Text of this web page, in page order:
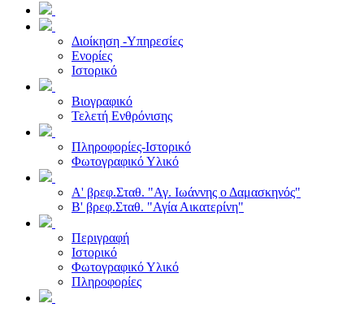
Διοίκηση -Υπηρεσίες
Ενορίες
Ιστορικό
Βιογραφικό
Τελετή Ενθρόνισης
Πληροφορίες-Ιστορικό
Φωτογραφικό Υλικό
Α' βρεφ.Σταθ. "Αγ. Ιωάννης ο Δαμασκηνός"
Β' βρεφ.Σταθ. "Αγία Αικατερίνη"
Περιγραφή
Ιστορικό
Φωτογραφικό Υλικό
Πληροφορίες